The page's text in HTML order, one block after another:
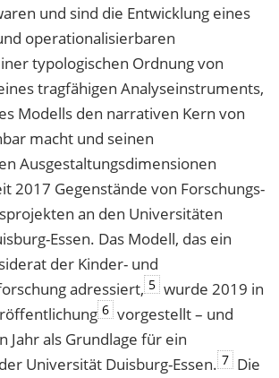
und sind die Entwicklung eines
operationalisierbaren
typologischen Ordnung von
tragfähigen Analyseinstruments,
Modells den narrativen Kern von
macht und seinen
Ausgestaltungsdimensionen
2017 Gegenstände von Forschungs-
an den Universitäten
Essen. Das Modell, das ein
der Kinder- und
adressiert, 5 wurde 2019 in
6 vorgestellt – und
Jahr als Grundlage für ein
Universität Duisburg-Essen. 7 Die